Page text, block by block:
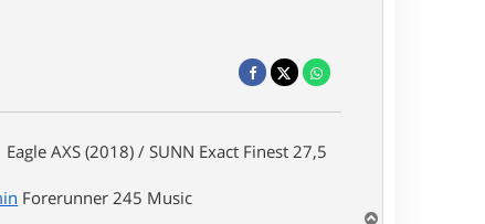
AXS (2018) / SUNN Exact Finest 27,5
Forerunner 245 Music